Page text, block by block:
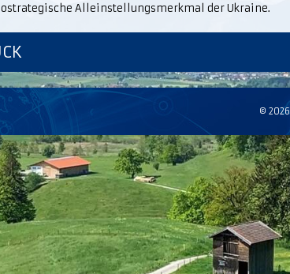
Alleinstellungsmerkmal der Ukraine.
© 2026